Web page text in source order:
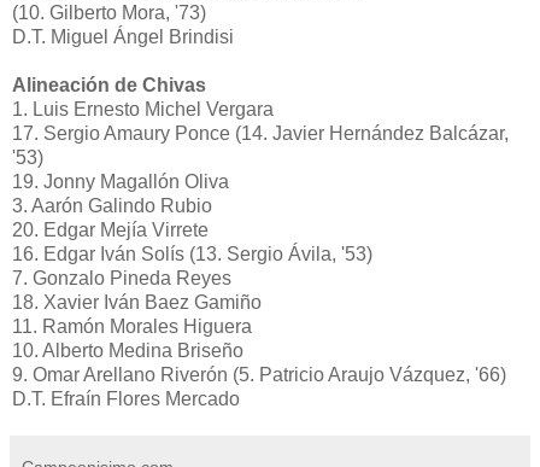
(10. Gilberto Mora, '73)
D.T. Miguel Ángel Brindisi
Alineación de Chivas
1. Luis Ernesto Michel Vergara
17. Sergio Amaury Ponce (14. Javier Hernández Balcázar,
'53)
19. Jonny Magallón Oliva
3. Aarón Galindo Rubio
20. Edgar Mejía Virrete
16. Edgar Iván Solís (13. Sergio Ávila, '53)
7. Gonzalo Pineda Reyes
18. Xavier Iván Baez Gamiño
11. Ramón Morales Higuera
10. Alberto Medina Briseño
9. Omar Arellano Riverón (5. Patricio Araujo Vázquez, '66)
D.T. Efraín Flores Mercado